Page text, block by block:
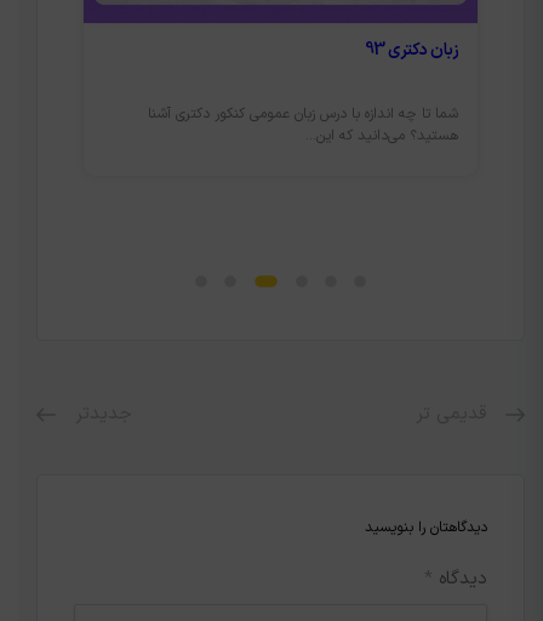
زبان دکتری 93
شما تا چه اندازه با درس زبان عمومی کنکور دکتری آشنا
هستید؟ می‌دانید که این...
دیدگاهتان را بنویسید
دیدگاه *